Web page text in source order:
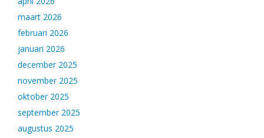
maart 2026
februari 2026
januari 2026
december 2025
november 2025
oktober 2025
september 2025
augustus 2025